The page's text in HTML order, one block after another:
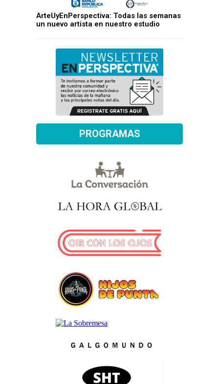
ArteUyEnPerspectiva: Todas las semanas
un nuevo artista en nuestro estudio
PROGRAMAS